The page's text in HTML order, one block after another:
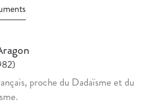
proche du Dadaïsme et du